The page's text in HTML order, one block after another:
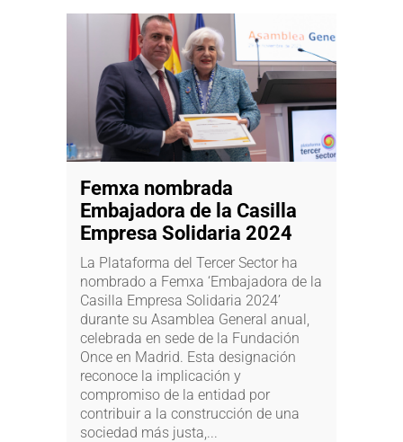
Femxa nombrada
Embajadora de la Casilla
Empresa Solidaria 2024
La Plataforma del Tercer Sector ha
nombrado a Femxa ‘Embajadora de la
Casilla Empresa Solidaria 2024’
durante su Asamblea General anual,
celebrada en sede de la Fundación
Once en Madrid. Esta designación
reconoce la implicación y
compromiso de la entidad por
contribuir a la construcción de una
sociedad más justa,...